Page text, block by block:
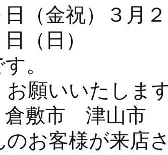
日（金祝）３月
２２日
日で
くお願いい
倉敷市
お客様が来店